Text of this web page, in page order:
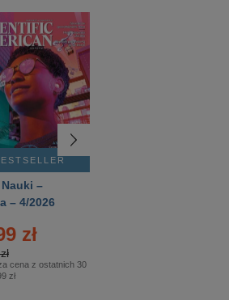
–
– 4/2026
zł
cena z ostatnich 30
zł